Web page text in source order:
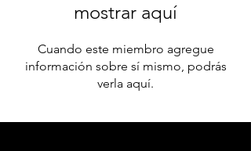
mostrar aquí
Cuando este miembro agregue
información sobre sí mismo, podrás
verla aquí.